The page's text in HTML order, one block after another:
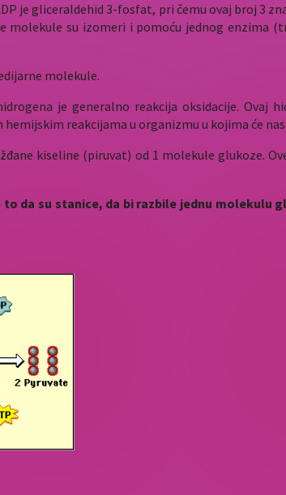
je gliceraldehid 3-fosfat, pri čemu ovaj broj 3
molekule su izomeri i pomoću jednog enzima
molekule.
je generalno reakcija oksidacije. Ovaj
reakcijama u organizmu u kojima će
kiseline (piruvat) od 1 molekule glukoze.
da su stanice, da bi razbile jednu molekulu